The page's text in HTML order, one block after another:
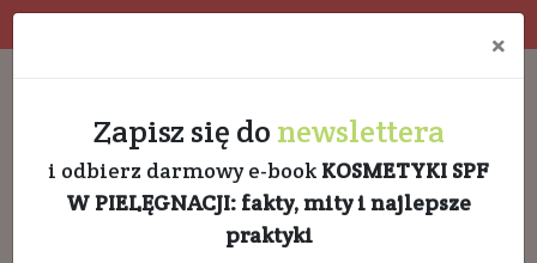
×
Zapisz się do newslettera
i odbierz darmowy e-book KOSMETYKI SPF
W PIELĘGNACJI: fakty, mity i najlepsze
praktyki